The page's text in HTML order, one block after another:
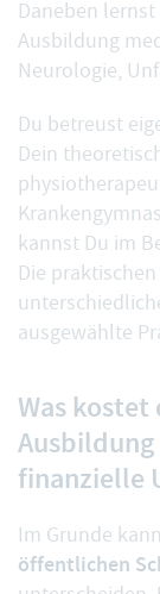
Daneben
Ausbildung
Neurologie,
Du betreust
Dein
kannst Du im
Die
ausgewählte
Was
finanzielle
Im Grunde
öffentlichen